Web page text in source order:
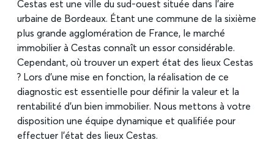
Cestas est une ville du sud-ouest située dans l’aire
urbaine de Bordeaux. Étant une commune de la sixième
plus grande agglomération de France, le marché
immobilier à Cestas connaît un essor considérable.
Cependant, où trouver un expert état des lieux Cestas
? Lors d’une mise en fonction, la réalisation de ce
diagnostic est essentielle pour définir la valeur et la
rentabilité d’un bien immobilier. Nous mettons à votre
disposition une équipe dynamique et qualifiée pour
effectuer l’état des lieux Cestas.